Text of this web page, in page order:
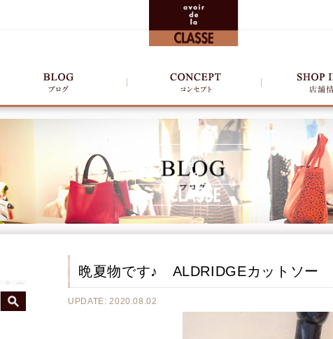
晩夏物です♪ ALDRIDGEカットソー
UPDATE: 2020.08.02